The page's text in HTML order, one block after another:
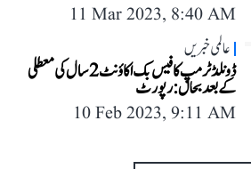
11 Mar 2023, 8:40 AM
عالمی خبریں
ڈونلڈ ٹرمپ کا فیس بک اکاؤنٹ 2 سال کی معطلی
کے بعد بحال: رپورٹ
10 Feb 2023, 9:11 AM